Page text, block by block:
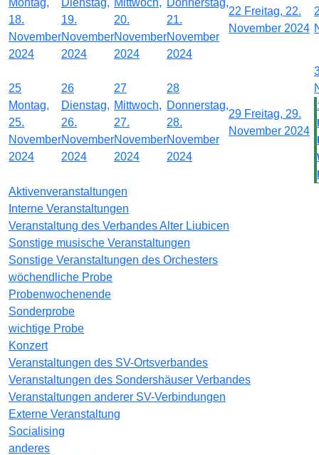
Montag,
18.
November
2024
Dienstag,
19.
November
2024
Mittwoch,
20.
November
2024
Donnerstag,
21.
November
2024
22 Freitag, 22.
November 2024
25
Montag,
25.
November
2024
26
Dienstag,
26.
November
2024
27
Mittwoch,
27.
November
2024
28
Donnerstag,
28.
November
2024
29 Freitag, 29.
November 2024
Aktivenveranstaltungen
Interne Veranstaltungen
Veranstaltung des Verbandes Alter Liubicen
Sonstige musische Veranstaltungen
Sonstige Veranstaltungen des Orchesters
wöchendliche Probe
Probenwochenende
Sonderprobe
wichtige Probe
Konzert
Veranstaltungen des SV-Ortsverbandes
Veranstaltungen des Sondershäuser Verbandes
Veranstaltungen anderer SV-Verbindungen
Externe Veranstaltung
Socialising
anderes